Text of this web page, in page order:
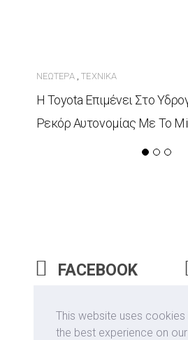
This website uses
the best experience on
ΝΕΏΤΕΡΑ,ΤΕΧΝΙΚΆ
Η Toyota Επιμένει Στο
Ρεκόρ Αυτονομίας Με Το
FACEBOOK